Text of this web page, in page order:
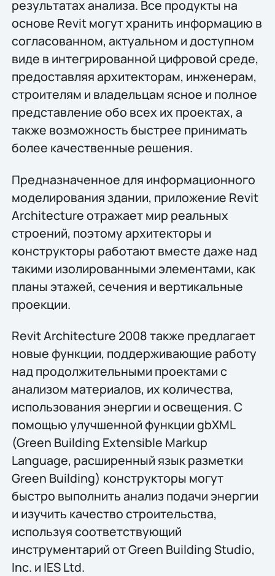
результатах анализа. Все продукты на
основе Revit могут хранить информацию в
согласованном, актуальном и доступном
виде в интегрированной цифровой среде,
предоставляя архитекторам, инженерам,
строителям и владельцам ясное и полное
представление обо всех их проектах, а
также возможность быстрее принимать
более качественные решения.
Предназначенное для информационного
моделирования здании, приложение Revit
Architecture отражает мир реальных
строений, поэтому архитекторы и
конструкторы работают вместе даже над
такими изолированными элементами, как
планы этажей, сечения и вертикальные
проекции.
Revit Architecture 2008 также предлагает
новые функции, поддерживающие работу
над продолжительными проектами с
анализом материалов, их количества,
использования энергии и освещения. С
помощью улучшенной функции gbXML
(Green Building Extensible Markup
Language, расширенный язык разметки
Green Building) конструкторы могут
быстро выполнить анализ подачи энергии
и изучить качество строительства,
используя соответствующий
инструментарий от Green Building Studio,
Inc. и IES Ltd.